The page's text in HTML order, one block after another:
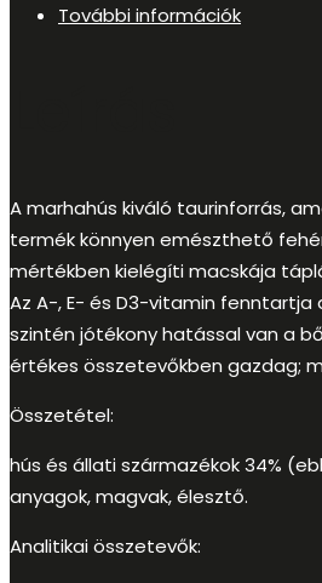
További információk
A marhahús kiváló taurinforrás,
termék könnyen emészthető
mértékben kielégíti macskája
Az A-, E- és D3-vitamin
szintén jótékony hatással van a
értékes összetevőkben gazdag;
Összetétel:
hús és állati származékok 34%
anyagok, magvak, élesztő.
Analitikai összetevők: